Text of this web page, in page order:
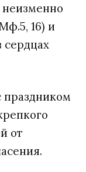
неизменно
16) и
сердцах
праздником
от